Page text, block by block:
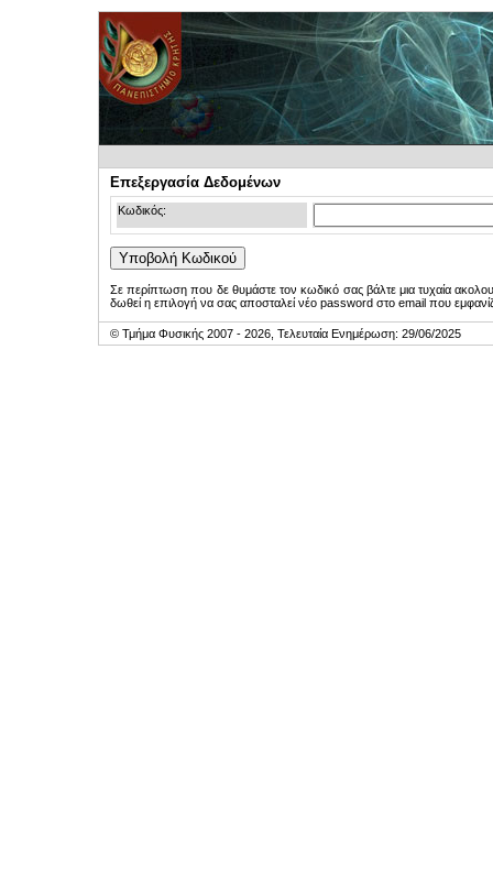
Επεξεργασία Δεδομένων
Κωδικός:
Σε περίπτωση που δε θυμάστε τον κωδικό σας βάλτε μια τυχαία
δωθεί η επιλογή να σας αποσταλεί νέο password στο email που
© Τμήμα Φυσικής 2007 - 2026, Τελευταία Ενημέρωση: 29/06/2025